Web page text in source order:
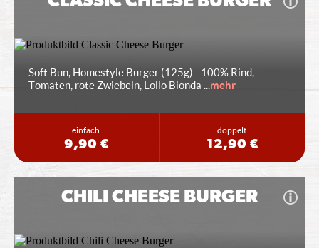
Soft Bun, Homestyle Burger (125g) - 100% Rind,
Tomaten, rote Zwiebeln, Lollo Bionda ...mehr
einfach
9,90 €
doppelt
12,90 €
CHILI CHEESE BURGER